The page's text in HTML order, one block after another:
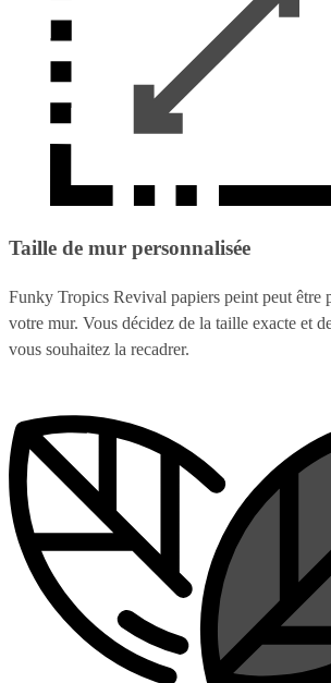
Taille de mur personnalisée
Funky Tropics Revival papiers peint peut être
votre mur. Vous décidez de la taille exacte et
vous souhaitez la recadrer.